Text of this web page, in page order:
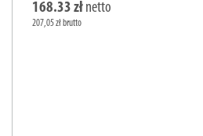
168.33 zł netto
207,05 zł brutto